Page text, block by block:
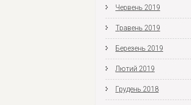
Червень 2019
Травень 2019
Березень 2019
Лютий 2019
Грудень 2018